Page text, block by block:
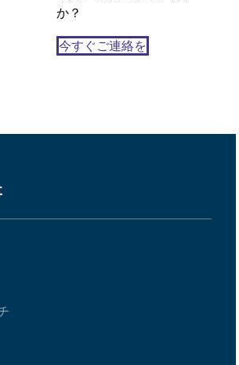
か？
今すぐご連絡を